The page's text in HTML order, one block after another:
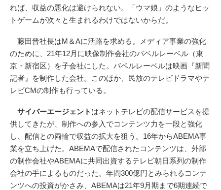
れば、収益の悪化は避けられない。「ウマ娘」のようなヒッ
トゲームが次々と生まれるわけではないからだ。
藤田晋社長はM＆Aに活路を求める。メディア事業の強化
のために、21年12月に映像制作会社のバベルレーベル（東
京・新宿区）を子会社にした。バベルレーベルは映画『新聞
記者』を制作した会社。このほか、民放のテレビドラマやテ
レビCMの制作も行っている。
サイバーエージェント はネットテレビの配信サービスを提
供してきたが、制作への参入でコンテンツ力を一段と強化
し、配信との両輪で収益の拡大を狙う。16年からABEMA事
業を立ち上げた。ABEMAで配信されたコンテンツは、外部
の制作会社やABEMAに共同出資するテレビ朝日系列の制作
会社の手によるものだった。年間300億円とみられるコンテ
ンツへの投資がかさみ、ABEMAは21年9月期まで6期連続で